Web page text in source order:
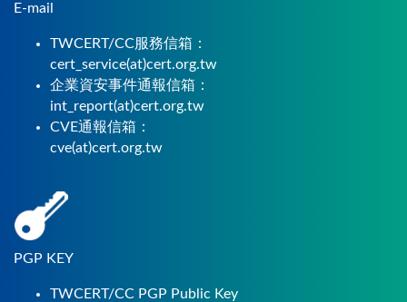
E-mail
TWCERT/CC服務信箱：
cert_service(at)cert.org.tw
企業資安事件通報信箱：
int_report(at)cert.org.tw
CVE通報信箱：
cve(at)cert.org.tw
PGP KEY
TWCERT/CC PGP Public Key